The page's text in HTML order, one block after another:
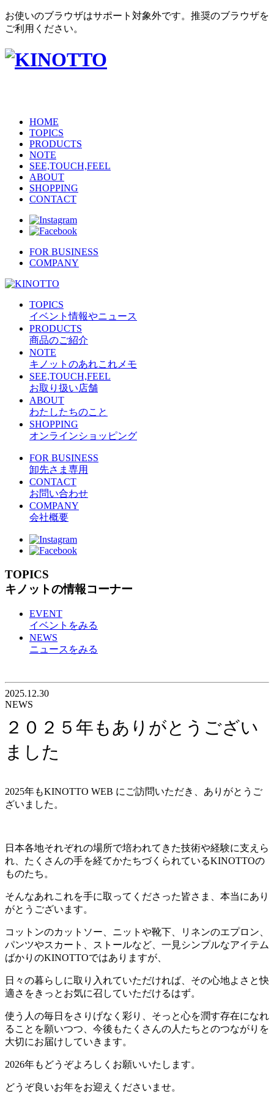
お使いのブラウザはサポート対象外です。推奨のブラウザを
ご利用ください。
HOME
TOPICS
PRODUCTS
NOTE
SEE,TOUCH,FEEL
ABOUT
SHOPPING
CONTACT
FOR BUSINESS
COMPANY
TOPICS
イベント情報やニュース
PRODUCTS
商品のご紹介
NOTE
キノットのあれこれメモ
SEE,TOUCH,FEEL
お取り扱い店舗
ABOUT
わたしたちのこと
SHOPPING
オンラインショッピング
FOR BUSINESS
卸先さま専用
CONTACT
お問い合わせ
COMPANY
会社概要
TOPICS
キノットの情報コーナー
EVENT
イベントをみる
NEWS
ニュースをみる
2025.12.30
NEWS
２０２５年もありがとうござい
ました
2025年もKINOTTO WEB にご訪問いただき、ありがとうご
ざいました。
日本各地それぞれの場所で培われてきた技術や経験に支えら
れ、たくさんの手を経てかたちづくられているKINOTTOの
ものたち。
そんなあれこれを手に取ってくださった皆さま、本当にあり
がとうございます。
コットンのカットソー、ニットや靴下、リネンのエプロン、
パンツやスカート、ストールなど、一見シンプルなアイテム
ばかりのKINOTTOではありますが、
日々の暮らしに取り入れていただければ、その心地よさと快
適さをきっとお気に召していただけるはず。
使う人の毎日をさりげなく彩り、そっと心を潤す存在になれ
ることを願いつつ、今後もたくさんの人たちとのつながりを
大切にお届けしていきます。
2026年もどうぞよろしくお願いいたします。
どうぞ良いお年をお迎えくださいませ。